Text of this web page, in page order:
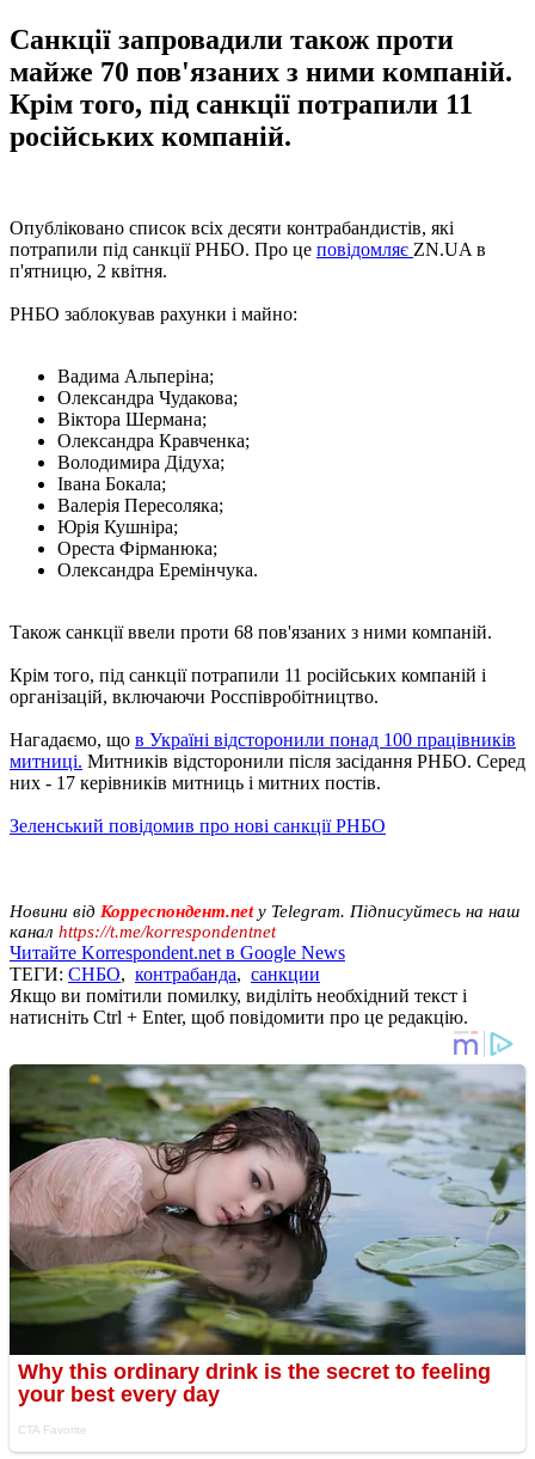
Санкції запровадили також проти
майже 70 пов'язаних з ними компаній.
Крім того, під санкції потрапили 11
російських компаній.
Опубліковано список всіх десяти контрабандистів, які
потрапили під санкції РНБО. Про це повідомляє ZN.UA в
п'ятницю, 2 квітня.
РНБО заблокував рахунки і майно:
Вадима Альперіна;
Олександра Чудакова;
Віктора Шермана;
Олександра Кравченка;
Володимира Дідуха;
Івана Бокала;
Валерія Пересоляка;
Юрія Кушніра;
Ореста Фірманюка;
Олександра Еремінчука.
Також санкції ввели проти 68 пов'язаних з ними компаній.
Крім того, під санкції потрапили 11 російських компаній і
організацій, включаючи Росспівробітництво.
Нагадаємо, що в Україні відсторонили понад 100 працівників
митниці. Митників відсторонили після засідання РНБО. Серед
них - 17 керівників митниць і митних постів.
Зеленський повідомив про нові санкції РНБО
Новини від Корреспондент.netу Telegram. Підписуйтесь на наш
канал https://t.me/korrespondentnet
Читайте Korrespondent.net в Google News
ТЕГИ: СНБО, контрабанда, санкции
Якщо ви помітили помилку, виділіть необхідний текст і
натисніть Ctrl + Enter, щоб повідомити про це редакцію.